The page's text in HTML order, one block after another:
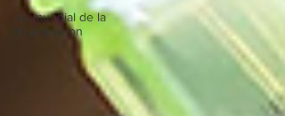
dia mundial de la
hipertension